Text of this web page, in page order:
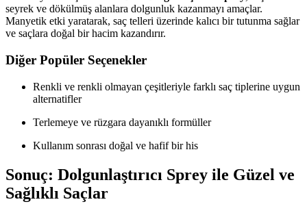
seyrek ve dökülmüş alanlara dolgunluk kazanmayı amaçlar.
Manyetik etki yaratarak, saç telleri üzerinde kalıcı bir tutunma sağlar
ve saçlara doğal bir hacim kazandırır.
Diğer Popüler Seçenekler
Renkli ve renkli olmayan çeşitleriyle farklı saç tiplerine uygun
alternatifler
Terlemeye ve rüzgara dayanıklı formüller
Kullanım sonrası doğal ve hafif bir his
Sonuç: Dolgunlaştırıcı Sprey ile Güzel ve
Sağlıklı Saçlar